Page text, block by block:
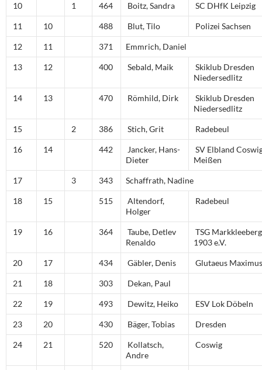
10 1 464 Boitz, Sandra SC DHfK Leipzig
11 10 488 Blut, Tilo Polizei Sachsen
12 11 371 Emmrich, Daniel
13 12 400 Sebald, Maik
Skiklub Dresden
Niedersedlitz
14 13 470 Römhild, Dirk
Skiklub Dresden
Niedersedlitz
15 2 386 Stich, Grit Radebeul
16 14 442
Jancker, Hans-
Dieter
SV Elbland
Meißen
17 3 343 Schaffrath, Nadine
18 15 515
Altendorf,
Holger
Radebeul
19 16 364
Taube, Detlev
Renaldo
TSG
1903 e.V.
20 17 434 Gäbler, Denis Glutaeus Maximus
21 18 303 Dekan, Paul
22 19 493 Dewitz, Heiko ESV Lok Döbeln
23 20 430 Bäger, Tobias Dresden
24 21 520
Kollatsch,
Andre
Coswig